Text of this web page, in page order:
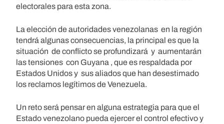
electorales para esta zona.
La elección de autoridades venezolanas en la región
tendrá algunas consecuencias, la principal es que la
situación de conflicto se profundizará y aumentarán
las tensiones con Guyana , que es respaldada por
Estados Unidos y sus aliados que han desestimado
los reclamos legítimos de Venezuela.
Un reto será pensar en alguna estrategia para que el
Estado venezolano pueda ejercer el control efectivo y